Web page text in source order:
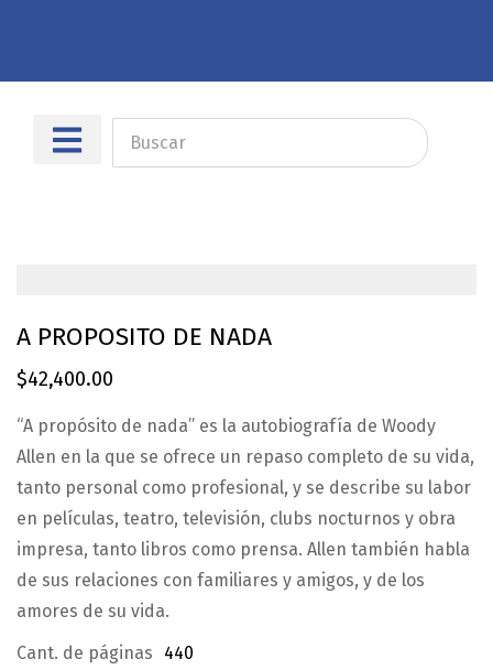
A PROPOSITO DE NADA
$42,400.00
“A propósito de nada” es la autobiografía de Woody
Allen en la que se ofrece un repaso completo de su vida,
tanto personal como profesional, y se describe su labor
en películas, teatro, televisión, clubs nocturnos y obra
impresa, tanto libros como prensa. Allen también habla
de sus relaciones con familiares y amigos, y de los
amores de su vida.
Cant. de páginas
440